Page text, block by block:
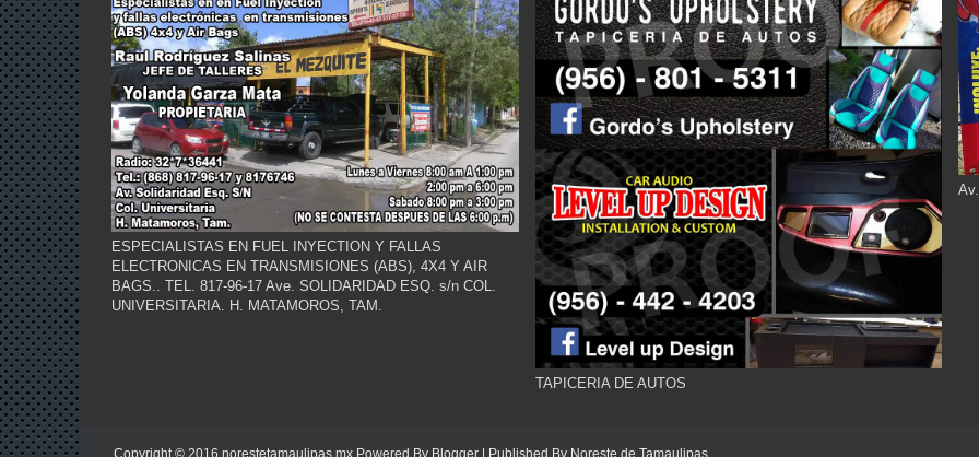
ESPECIALISTAS EN FUEL INYECTION Y FALLAS
ELECTRONICAS EN TRANSMISIONES (ABS), 4X4 Y AIR
BAGS.. TEL. 817-96-17 Ave. SOLIDARIDAD ESQ. s/n COL.
UNIVERSITARIA. H. MATAMOROS, TAM.
TAPICERIA DE AUTOS
Copyright © 2016 norestetamaulipas.mx Powered By Blogger | Published By Noreste de Tamaulipas